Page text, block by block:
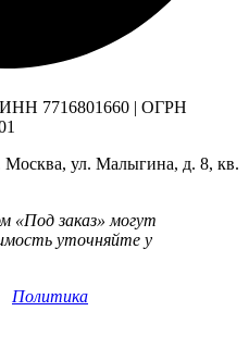
7716801660 | ОГРН
Москва, ул. Малыгина, д. 8, кв.
«Под заказ» могут
уточняйте у
Политика